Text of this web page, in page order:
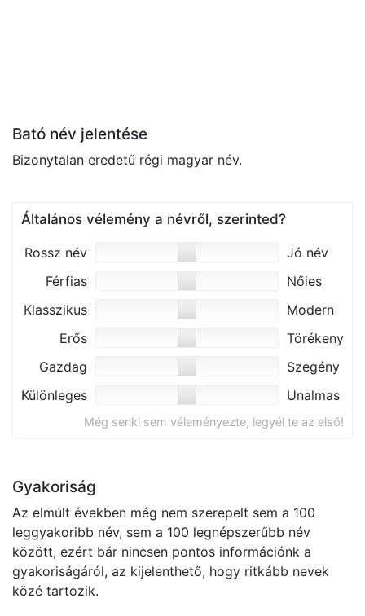
Bató név jelentése
Bizonytalan eredetű régi magyar név.
Általános vélemény a névről, szerinted?
Rossz név
Jó név
Férfias
Nőies
Klasszikus
Modern
Erős
Törékeny
Gazdag
Szegény
Különleges
Unalmas
Még senki sem véleményezte, legyél te az első!
Gyakoriság
Az elmúlt években még nem szerepelt sem a 100
leggyakoribb név, sem a 100 legnépszerűbb név
között, ezért bár nincsen pontos információnk a
gyakoriságáról, az kijelenthető, hogy ritkább nevek
közé tartozik.